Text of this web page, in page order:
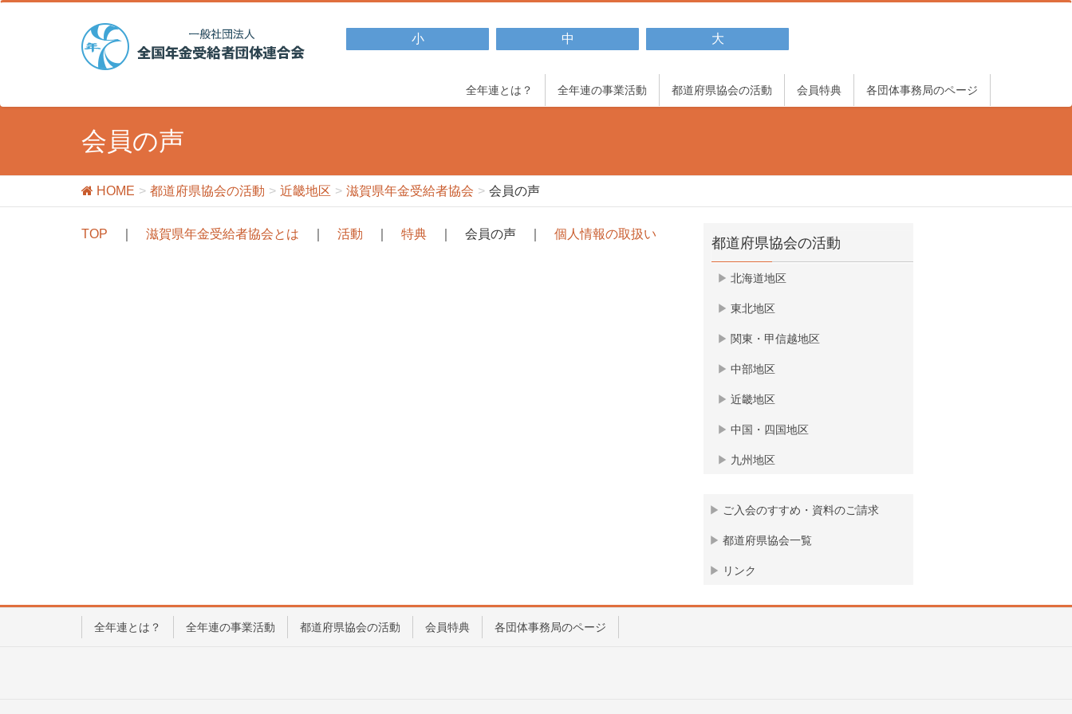
小 中 大
全年連とは？ 全年連の事業活動 都道府県協会の活動 会員特典 各団体事務局のページ
会員の声
HOME 都道府県協会の活動 近畿地区 滋賀県年金受給者協会 会員の声
TOP 滋賀県年金受給者協会とは 活動 特典 ｜ 会員の声 ｜ 個人情報の取扱い
都道府県協会の活動
北海道地区
東北地区
関東・甲信越地区
中部地区
近畿地区
中国・四国地区
九州地区
ご入会のすすめ・資料のご請求
都道府県協会一覧
リンク
全年連とは？ 全年連の事業活動 都道府県協会の活動 会員特典 各団体事務局のページ